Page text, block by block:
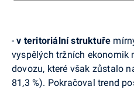
-v teritoriální struktuře
vyspělých tržních ekonomik
dovozu, které však zůstalo
81,3 %). Pokračoval trend